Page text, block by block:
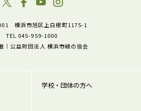
横浜市旭区上白根町1175-1
TEL 045-959-1000
｜公益財団法人 横浜市緑の協会
学校・団体の方へ